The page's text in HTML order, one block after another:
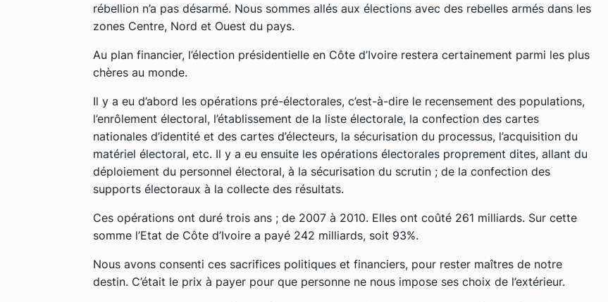
rébellion n’a pas désarmé. Nous sommes allés aux élections avec des rebelles armés dans les
zones Centre, Nord et Ouest du pays.
Au plan financier, l’élection présidentielle en Côte d’Ivoire restera certainement parmi les plus
chères au monde.
Il y a eu d’abord les opérations pré-électorales, c’est-à-dire le recensement des populations,
l’enrôlement électoral, l’établissement de la liste électorale, la confection des cartes
nationales d’identité et des cartes d’électeurs, la sécurisation du processus, l’acquisition du
matériel électoral, etc. Il y a eu ensuite les opérations électorales proprement dites, allant du
déploiement du personnel électoral, à la sécurisation du scrutin ; de la confection des
supports électoraux à la collecte des résultats.
Ces opérations ont duré trois ans ; de 2007 à 2010. Elles ont coûté 261 milliards. Sur cette
somme l’Etat de Côte d’Ivoire a payé 242 milliards, soit 93%.
Nous avons consenti ces sacrifices politiques et financiers, pour rester maîtres de notre
destin. C’était le prix à payer pour que personne ne nous impose ses choix de l’extérieur.